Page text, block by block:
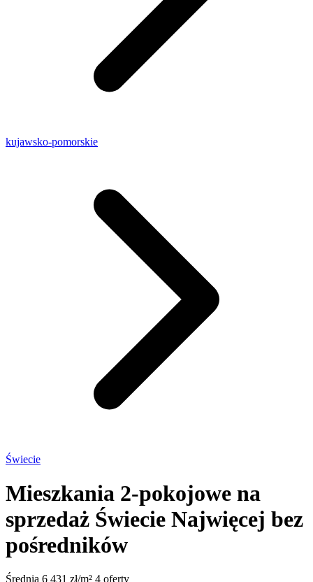
kujawsko-pomorskie
Świecie
Mieszkania 2-pokojowe na
sprzedaż Świecie Najwięcej bez
pośredników
Średnia 6 431 zł/m² 4 oferty